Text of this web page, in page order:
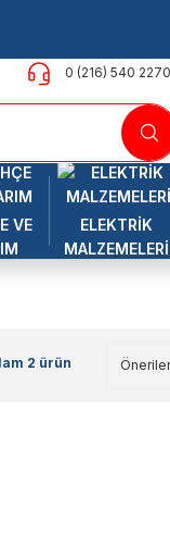
0 (216) 540 2270
VE
ELEKTRİK
MALZEMELERİ
2 ürün